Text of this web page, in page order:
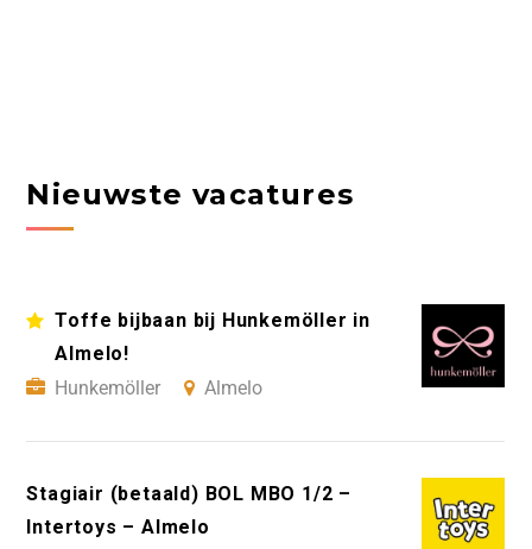
Nieuwste vacatures
Toffe bijbaan bij Hunkemöller in
Almelo!
Hunkemöller
Almelo
Stagiair (betaald) BOL MBO 1/2 –
Intertoys – Almelo